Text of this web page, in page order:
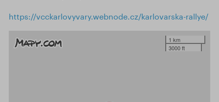
https://vcckarlovyvary.webnode.cz/karlovarska-rallye/
1 km
3000 ft